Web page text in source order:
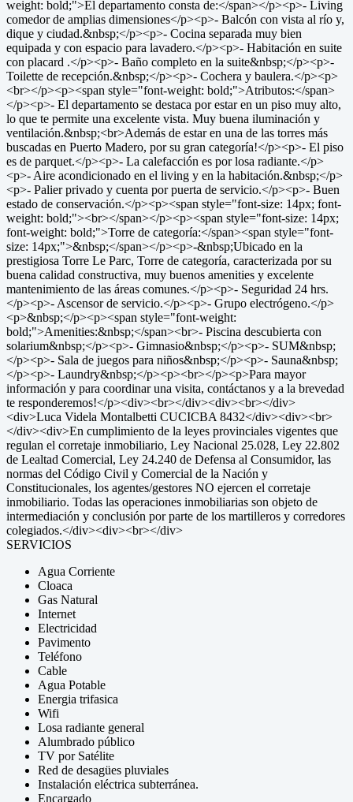
weight: bold;">El departamento consta de:</span></p><p>- Living
comedor de amplias dimensiones</p><p>- Balcón con vista al río y,
dique y ciudad.&nbsp;</p><p>- Cocina separada muy bien
equipada y con espacio para lavadero.</p><p>- Habitación en suite
con placard .</p><p>- Baño completo en la suite&nbsp;</p><p>-
Toilette de recepción.&nbsp;</p><p>- Cochera y baulera.</p><p>
<br></p><p><span style="font-weight: bold;">Atributos:</span>
</p><p>- El departamento se destaca por estar en un piso muy alto,
lo que te permite una excelente vista. Muy buena iluminación y
ventilación.&nbsp;<br>Además de estar en una de las torres más
buscadas en Puerto Madero, por su gran categoría!</p><p>- El piso
es de parquet.</p><p>- La calefacción es por losa radiante.</p>
<p>- Aire acondicionado en el living y en la habitación.&nbsp;</p>
<p>- Palier privado y cuenta por puerta de servicio.</p><p>- Buen
estado de conservación.</p><p><span style="font-size: 14px; font-
weight: bold;"><br></span></p><p><span style="font-size: 14px;
font-weight: bold;">Torre de categoría:</span><span style="font-
size: 14px;">&nbsp;</span></p><p>-&nbsp;Ubicado en la
prestigiosa Torre Le Parc, Torre de categoría, caracterizada por su
buena calidad constructiva, muy buenos amenities y excelente
mantenimiento de las áreas comunes.</p><p>- Seguridad 24 hrs.
</p><p>- Ascensor de servicio.</p><p>- Grupo electrógeno.</p>
<p>&nbsp;</p><p><span style="font-weight:
bold;">Amenities:&nbsp;</span><br>- Piscina descubierta con
solarium&nbsp;</p><p>- Gimnasio&nbsp;</p><p>- SUM&nbsp;
</p><p>- Sala de juegos para niños&nbsp;</p><p>- Sauna&nbsp;
</p><p>- Laundry&nbsp;</p><p><br></p><p>Para mayor
información y para coordinar una visita, contáctanos y a la brevedad
te responderemos!</p><div><br></div><div><br></div>
<div>Luca Videla Montalbetti CUCICBA 8432</div><div><br>
</div><div>En cumplimiento de la leyes provinciales vigentes que
regulan el corretaje inmobiliario, Ley Nacional 25.028, Ley 22.802
de Lealtad Comercial, Ley 24.240 de Defensa al Consumidor, las
normas del Código Civil y Comercial de la Nación y
Constitucionales, los agentes/gestores NO ejercen el corretaje
inmobiliario. Todas las operaciones inmobiliarias son objeto de
intermediación y conclusión por parte de los martilleros y corredores
colegiados.</div><div><br></div>
SERVICIOS
Agua Corriente
Cloaca
Gas Natural
Internet
Electricidad
Pavimento
Teléfono
Cable
Agua Potable
Energia trifasica
Wifi
Losa radiante general
Alumbrado público
TV por Satélite
Red de desagües pluviales
Instalación eléctrica subterránea.
Encargado